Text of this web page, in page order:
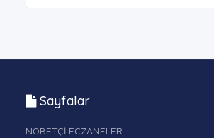
Sayfalar
NÖBETÇİ ECZANELER